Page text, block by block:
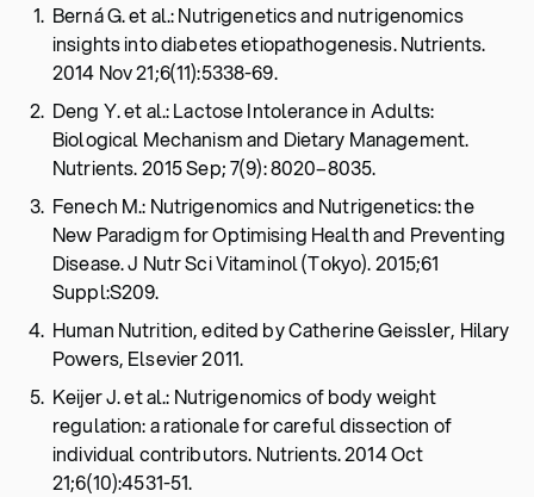
Berná G. et al.: Nutrigenetics and nutrigenomics
insights into diabetes etiopathogenesis. Nutrients.
2014 Nov 21;6(11):5338-69.
Deng Y. et al.: Lactose Intolerance in Adults:
Biological Mechanism and Dietary Management.
Nutrients. 2015 Sep; 7(9): 8020–8035.
Fenech M.: Nutrigenomics and Nutrigenetics: the
New Paradigm for Optimising Health and Preventing
Disease. J Nutr Sci Vitaminol (Tokyo). 2015;61
Suppl:S209.
Human Nutrition, edited by Catherine Geissler, Hilary
Powers, Elsevier 2011.
Keijer J. et al.: Nutrigenomics of body weight
regulation: a rationale for careful dissection of
individual contributors. Nutrients. 2014 Oct
21;6(10):4531-51.